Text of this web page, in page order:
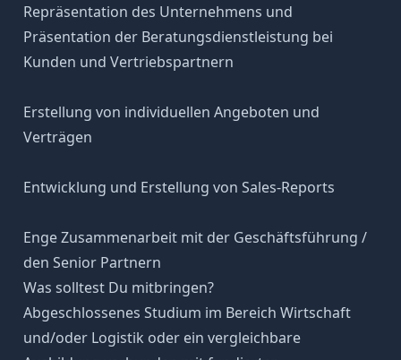
Repräsentation des Unternehmens und
Präsentation der Beratungsdienstleistung bei
Kunden und Vertriebspartnern
Erstellung von individuellen Angeboten und
Verträgen
Entwicklung und Erstellung von Sales-Reports
Enge Zusammenarbeit mit der Geschäftsführung /
den Senior Partnern
Was solltest Du mitbringen?
Abgeschlossenes Studium im Bereich Wirtschaft
und/oder Logistik oder ein vergleichbare